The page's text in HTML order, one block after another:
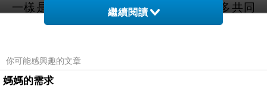
一樣是MLB情報誌，兩者的內容也有許多共同
點。首先是都採用主題制，每期深入探討不同的
欄，或是直接購買版權翻譯美國運動雜誌的文
章，讓讀者了解美國方面的在地觀點和想法。最
繼續閱讀
你可能感興趣的文章
媽媽的需求